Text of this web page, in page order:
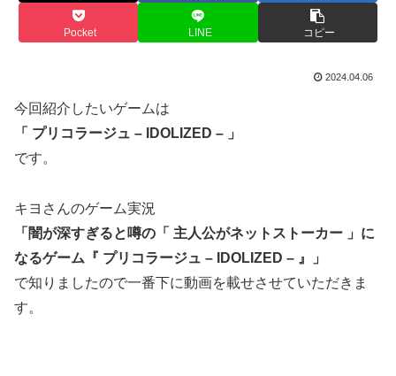
Pocket LINE コピー
2024.04.06
今回紹介したいゲームは
「 プリコラージュ – IDOLIZED – 」
です。
キヨさんのゲーム実況
「闇が深すぎると噂の「 主人公がネットストーカー 」に
なるゲーム『 プリコラージュ – IDOLIZED – 』」
で知りましたので一番下に動画を載せさせていただきま
す。